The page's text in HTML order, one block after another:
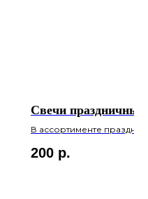
Свечи праздничные
В ассортименте
200 р.